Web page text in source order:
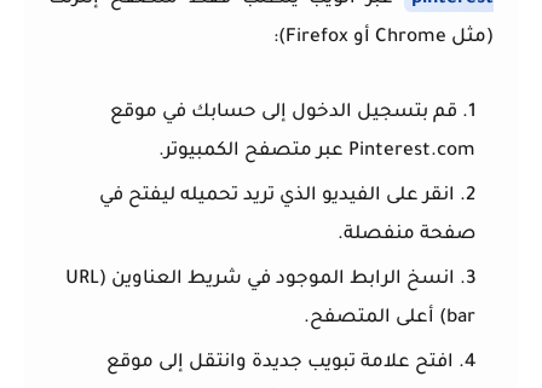
(مثل Chrome أو Firefox):
قم بتسجيل الدخول إلى حسابك في موقع
Pinterest.com عبر متصفح الكمبيوتر.
انقر على الفيديو الذي تريد تحميله ليفتح في
صفحة منفصلة.
انسخ الرابط الموجود في شريط العناوين (URL
bar) أعلى المتصفح.
افتح علامة تبويب جديدة وانتقل إلى موقع